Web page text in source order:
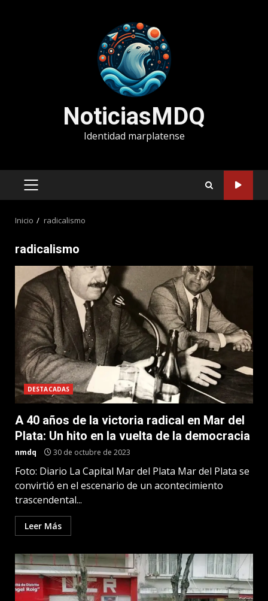
NoticiasMDQ
Identidad marplatense
MENÚ
Inicio radicalismo
radicalismo
DESTACADAS
A 40 años de la victoria radical en Mar del
Plata: Un hito en la vuelta de la democracia
nmdq 30 de octubre de 2023
Foto: Diario La Capital Mar del Plata Mar del Plata se
convirtió en el escenario de un acontecimiento
trascendental...
Leer Más